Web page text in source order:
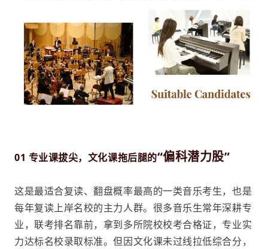
01 专业课拔尖，文化课拖后腿的“偏科潜力股”
这是最适合复读、翻盘概率最高的一类音乐考生，也是
每年复读上岸名校的主力人群。很多音乐生常年深耕专
业，联考排名靠前，拿到多所院校校考合格证，专业实
力达标名校录取标准。但因文化课未过线拉低综合分，